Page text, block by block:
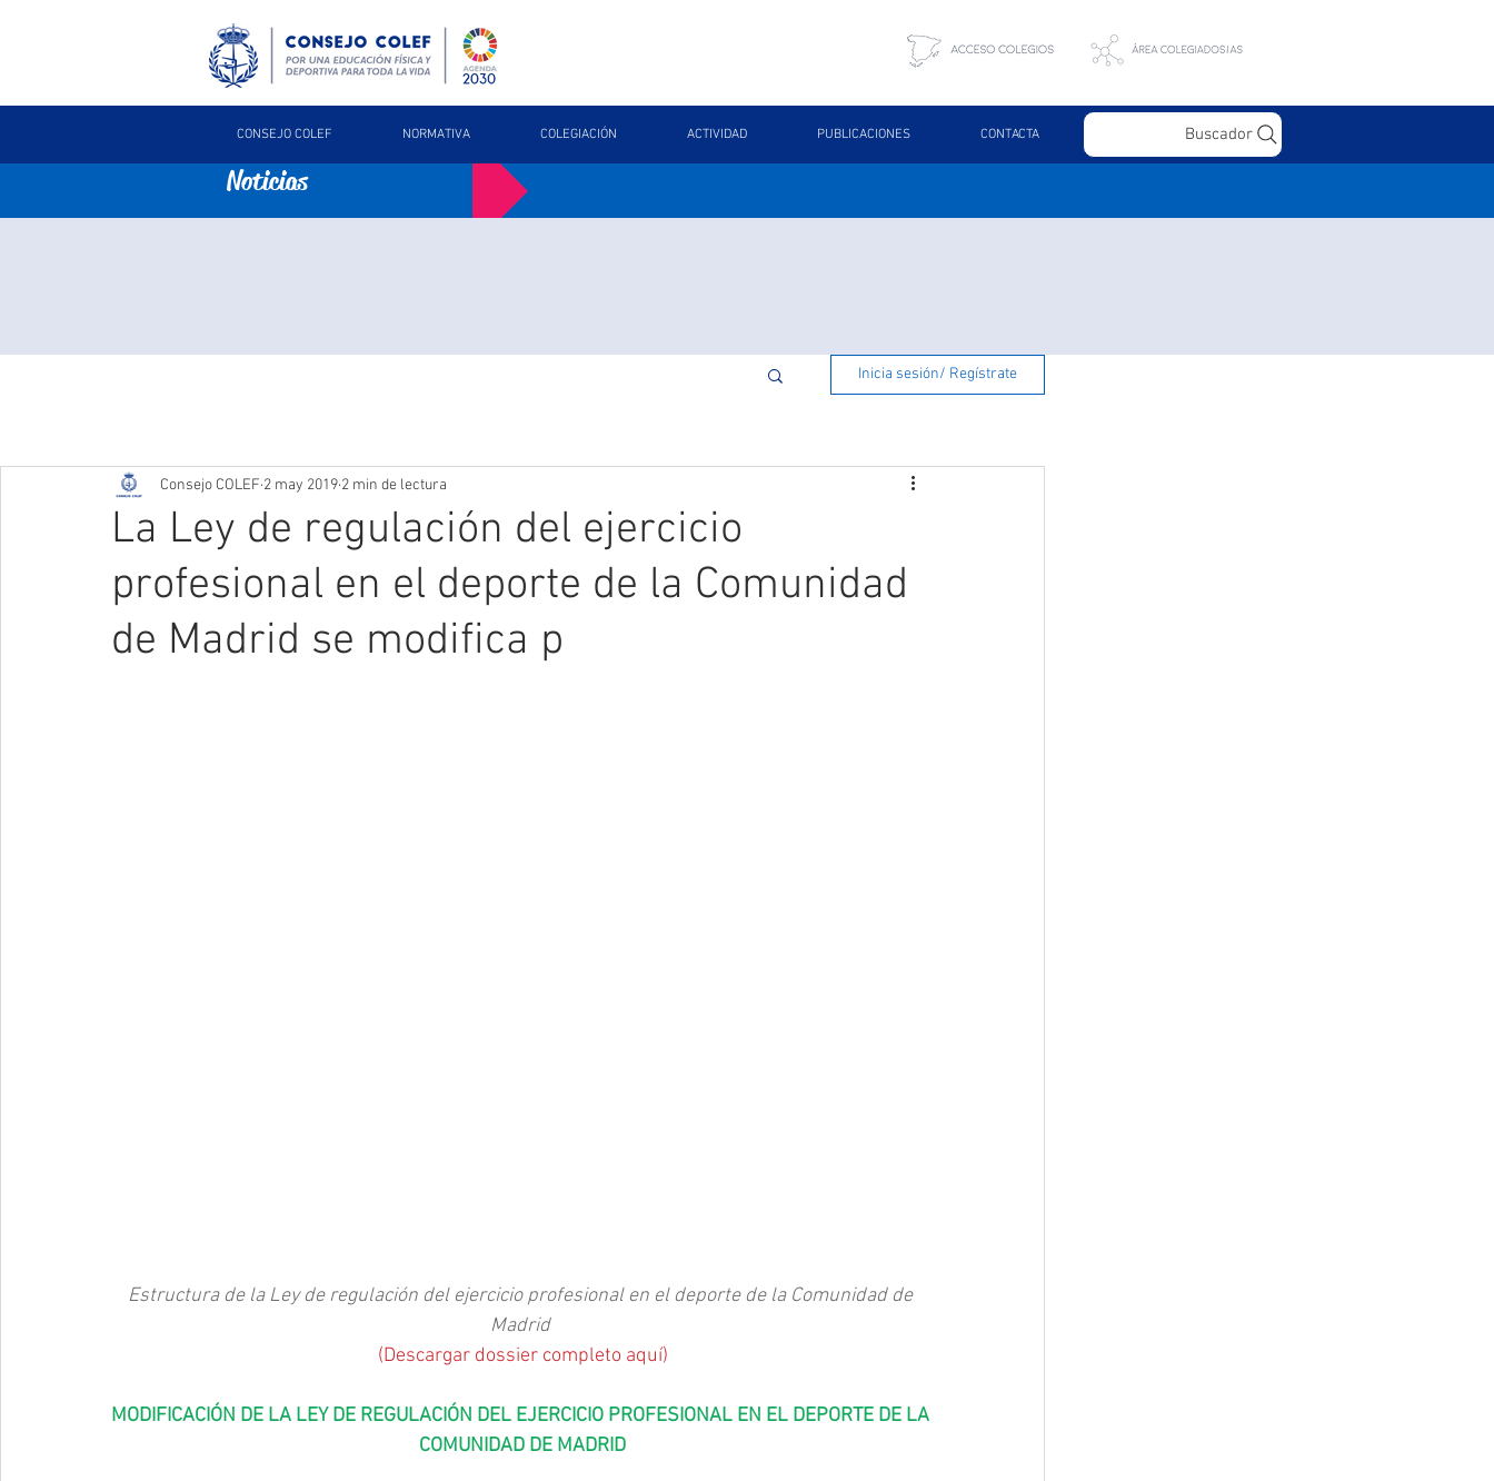
CONSEJO COLEF NORMATIVA COLEGIACIÓN ACTIVIDAD PUBLICACIONES CONTACTA Buscador
Noticias
Inicia sesión/ Regístrate
La Ley de regulación del ejercicio
profesional en el deporte de la Comunidad
de Madrid se modifica p
Consejo COLEF 2 may 2019 2 min de lectura
Estructura de la Ley de regulación del ejercicio profesional en el deporte de la Comunidad de
Madrid
(Descargar dossier completo aquí)
MODIFICACIÓN DE LA LEY DE REGULACIÓN DEL EJERCICIO PROFESIONAL EN EL DEPORTE DE LA
COMUNIDAD DE MADRID